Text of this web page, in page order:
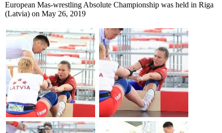
European Mas-wrestling Absolute Championship was held in Riga
(Latvia) on May 26, 2019